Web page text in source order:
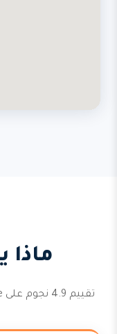
ماذا
تقييم 4.9 نجوم على Google — الواحة وجميع مناطق الكويت